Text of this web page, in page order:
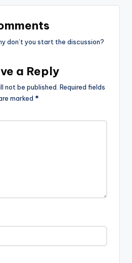
don’t you start the discussion?
a Reply
not be published. Required fields
marked *